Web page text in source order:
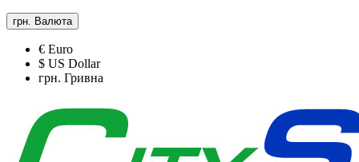
грн. Валюта
€ Euro
$ US Dollar
грн. Гривна